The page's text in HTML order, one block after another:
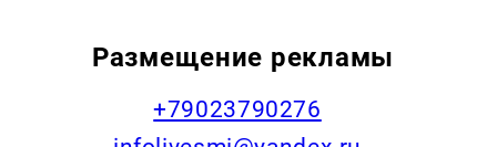
Размещение рекламы
+79023790276